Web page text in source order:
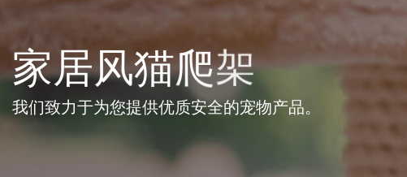
我们致力于为您提供优质安全的宠物产品。